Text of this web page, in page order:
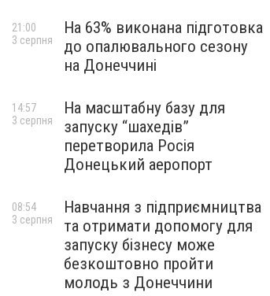
На 63% виконана підготовка
до опалювального сезону
на Донеччині
21:00
3 серпня
На масштабну базу для
запуску “шахедів”
перетворила Росія
Донецький аеропорт
14:57
3 серпня
Навчання з підприємництва
та отримати допомогу для
запуску бізнесу може
безкоштовно пройти
молодь з Донеччини
08:54
3 серпня